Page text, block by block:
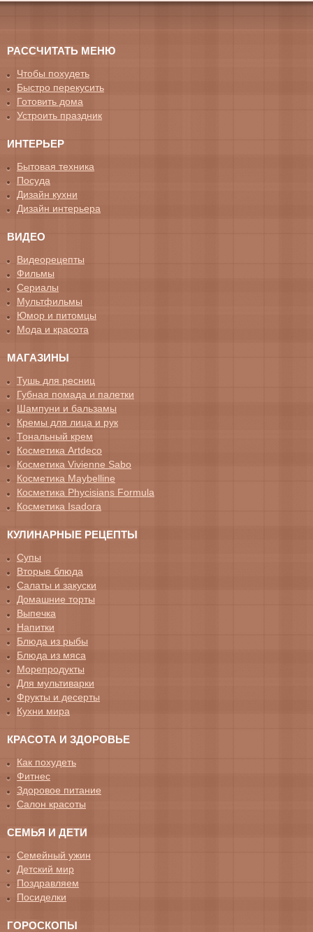
РАССЧИТАТЬ МЕНЮ
Чтобы похудеть
Быстро перекусить
Готовить дома
Устроить праздник
ИНТЕРЬЕР
Бытовая техника
Посуда
Дизайн кухни
Дизайн интерьера
ВИДЕО
Видеорецепты
Фильмы
Сериалы
Мультфильмы
Юмор и питомцы
Мода и красота
МАГАЗИНЫ
Тушь для ресниц
Губная помада и палетки
Шампуни и бальзамы
Кремы для лица и рук
Тональный крем
Косметика Artdeco
Косметика Vivienne Sabo
Косметика Maybelline
Косметика Phycisians Formula
Косметика Isadora
КУЛИНАРНЫЕ РЕЦЕПТЫ
Супы
Вторые блюда
Салаты и закуски
Домашние торты
Выпечка
Напитки
Блюда из рыбы
Блюда из мяса
Морепродукты
Для мультиварки
Фрукты и десерты
Кухни мира
КРАСОТА И ЗДОРОВЬЕ
Как похудеть
Фитнес
Здоровое питание
Салон красоты
СЕМЬЯ И ДЕТИ
Семейный ужин
Детский мир
Поздравляем
Посиделки
ГОРОСКОПЫ